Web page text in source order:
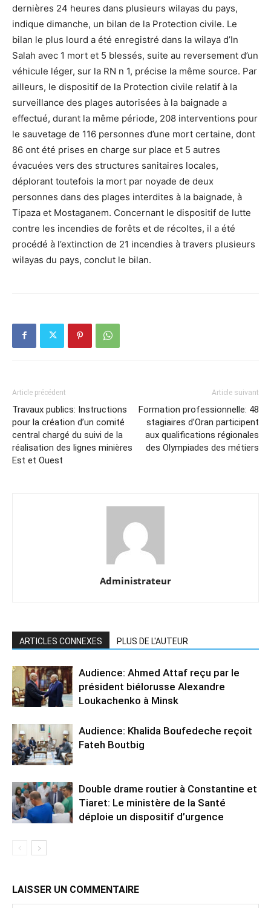
dernières 24 heures dans plusieurs wilayas du pays,
indique dimanche, un bilan de la Protection civile. Le
bilan le plus lourd a été enregistré dans la wilaya d’In
Salah avec 1 mort et 5 blessés, suite au reversement d’un
véhicule léger, sur la RN n 1, précise la même source. Par
ailleurs, le dispositif de la Protection civile relatif à la
surveillance des plages autorisées à la baignade a
effectué, durant la même période, 208 interventions pour
le sauvetage de 116 personnes d’une mort certaine, dont
86 ont été prises en charge sur place et 5 autres
évacuées vers des structures sanitaires locales,
déplorant toutefois la mort par noyade de deux
personnes dans des plages interdites à la baignade, à
Tipaza et Mostaganem. Concernant le dispositif de lutte
contre les incendies de forêts et de récoltes, il a été
procédé à l’extinction de 21 incendies à travers plusieurs
wilayas du pays, conclut le bilan.
Article précédent
Travaux publics: Instructions
pour la création d’un comité
central chargé du suivi de la
réalisation des lignes minières
Est et Ouest
Article suivant
Formation professionnelle: 48
stagiaires d’Oran participent
aux qualifications régionales
des Olympiades des métiers
Administrateur
ARTICLES CONNEXES PLUS DE L'AUTEUR
Audience: Ahmed Attaf reçu par le
président biélorusse Alexandre
Loukachenko à Minsk
Audience: Khalida Boufedeche reçoit
Fateh Boutbig
Double drame routier à Constantine et
Tiaret: Le ministère de la Santé
déploie un dispositif d’urgence
LAISSER UN COMMENTAIRE